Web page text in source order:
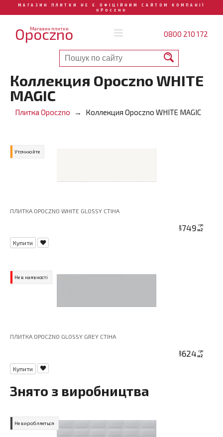
МАГАЗИН ПЛИТКИ НЕ Є ОФІЦІЙНИМ САЙТОМ КОМПАНІЇ
OPOCZNO
Магазин плитки
Opoczno 0800 210 172
Коллекция Opoczno WHITE
MAGIC
Плитка Opoczno Коллекция Opoczno WHITE MAGIC
Уточнюйте
ПЛИТКА OPOCZNO WHITE GLOSSY СТІНА
ціна749 грн
м2
Купити
Не в наявності
ПЛИТКА OPOCZNO GLOSSY GREY СТІНА
ціна624 грн
м2
Купити
Знято з виробництва
Не виробляеться